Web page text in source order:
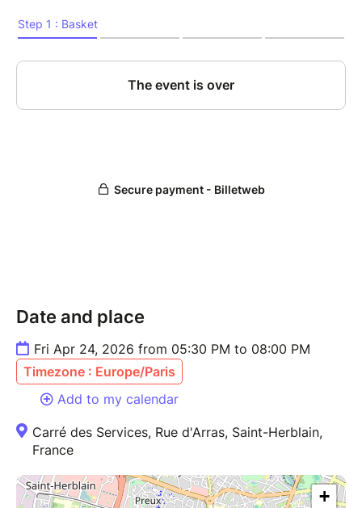
Date and place
Fri Apr 24, 2026 from 05:30 PM to 08:00 PM
Timezone : Europe/Paris
Add to my calendar
Carré des Services, Rue d'Arras, Saint-Herblain,
France
+